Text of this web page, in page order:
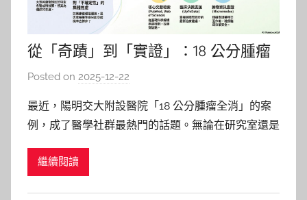
從「奇蹟」到「實證」：18 公分腫瘤
消失後的深層思考
Posted on 2025-12-22
c
h
最近，陽明交大附設醫院「18 公分腫瘤全消」的案
例，成了醫學社群最熱門的話題。無論在研究室還是
打聽是哪位醫師執刀？使用了哪種標靶藥物？ 面對
繼續閱讀